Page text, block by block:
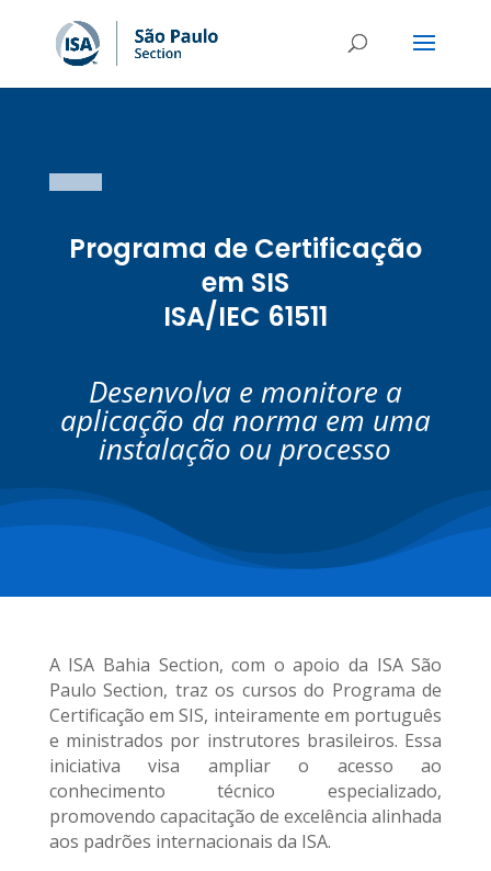
Programa de Certificação
em SIS
ISA/IEC 61511
Desenvolva e monitore a
aplicação da norma em uma
instalação ou processo
A ISA Bahia Section, com o apoio da ISA São
Paulo Section, traz os cursos do Programa de
Certificação em SIS, inteiramente em português
e ministrados por instrutores brasileiros. Essa
iniciativa visa ampliar o acesso ao
conhecimento técnico especializado,
promovendo capacitação de excelência alinhada
aos padrões internacionais da ISA.